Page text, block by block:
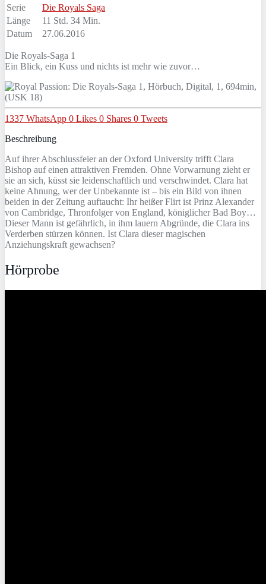
Serie
Die Royals Saga
Länge
11 Std. 34 Min.
Datum
27.06.2016
Die Royals-Saga 1
Ein Blick, ein Kuss und nichts ist mehr wie zuvor…
1337 WhatsApp 0 Likes 0 Shares 0 Tweets
Beschreibung
Auf ihrer Abschlussfeier an der Oxford University trifft Clara
Bishop auf einen attraktiven Fremden. Ohne Vorwarnung zieht er
sie an sich, küsst sie leidenschaftlich und verschwindet. Clara hat
keine Ahnung, wer der Unbekannte ist – bis ein Bild von ihnen
beiden in der Zeitung auftaucht: Ihr heißer Flirt ist Prinz Alexander
von Cambridge, Thronfolger von England, königlicher Bad Boy…
Dieser Mann ist gefährlich, in ihm lauern Abgründe, die Clara ins
Verderben stürzen können. Ist Clara dieser magischen
Anziehungskraft gewachsen?
Hörprobe